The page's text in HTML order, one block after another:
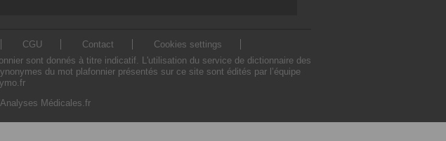
CGU Contact
Cookies settings
sont donnés à titre indicatif. L'utilisation du service de dictionnaire des
du mot plafonnier présentés sur ce site sont édités par l’équipe
Médicales.fr